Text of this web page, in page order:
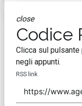
close
Codice
Clicca sul pulsante
negli appunti.
RSS link